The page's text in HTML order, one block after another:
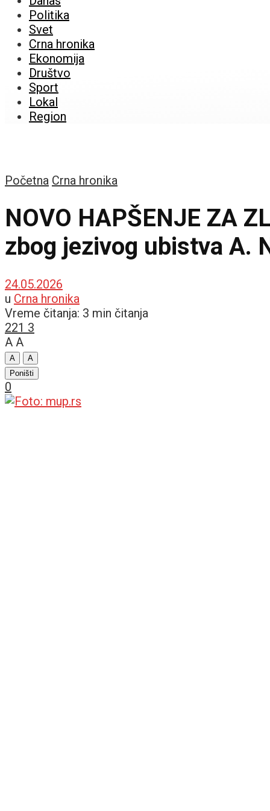
Politika
Svet
Crna hronika
Ekonomija
Društvo
Sport
Lokal
Region
Početna Crna hronika
NOVO HAPŠENJE ZA
zbog jezivog ubistva A.
24.05.2026
u Crna hronika
Vreme čitanja: 3 min čitanja
221 3
A A
A
A
Poništi
0